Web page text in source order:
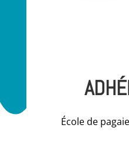
École de